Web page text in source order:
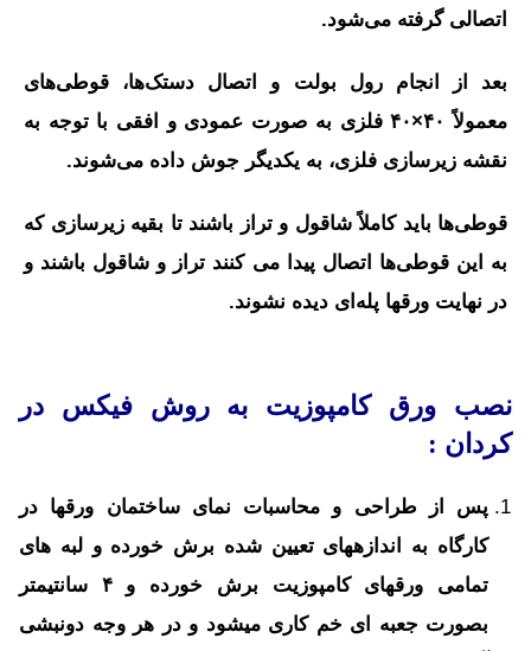
اتصالی گرفته می‌شود.
بعد از انجام رول بولت و اتصال دستک‌ها، قوطی‌های
معمولاً ۴۰×۴۰ فلزی به صورت عمودی و افقی با توجه به
نقشه زیرسازی فلزی، به یکدیگر جوش داده می‌شوند.
قوطی‌ها باید کاملاً شاقول و تراز باشند تا بقیه زیرسازی که
به این قوطی‌ها اتصال پیدا می کنند تراز و شاقول باشند و
در نهایت ورقها پله‌ای دیده نشوند.
نصب ورق کامپوزیت به روش فیکس در
کردان :
پس از طراحی و محاسبات نمای ساختمان ورقها در
کارگاه به اندازه­های تعیین شده برش خورده و لبه های
تمامی ورقهای کامپوزیت برش خورده و ۴ سانتیمتر
بصورت جعبه ای خم کاری می­شود و در هر وجه دونبشی